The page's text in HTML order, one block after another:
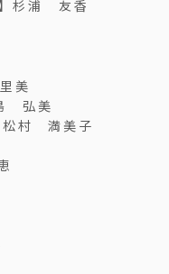
杉浦 友香
美
弘美
村 満美子